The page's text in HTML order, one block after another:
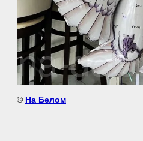
© На Белом